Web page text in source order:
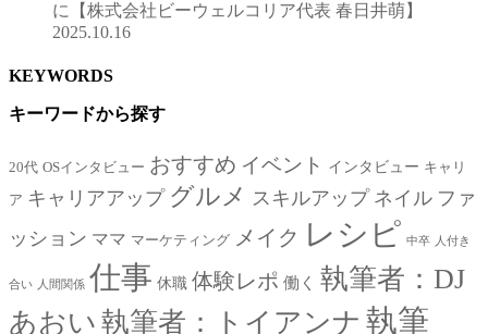
に【株式会社ビーウェルコリア代表 春日井萌】
2025.10.16
KEYWORDS
キーワードから探す
20代 OSインタビュー おすすめ イベント インタビュー キャリ
ア キャリアアップ グルメ スキルアップ ネイル ファ
ッション ママ マーケティング メイク レシピ 中卒 人付き
合い 人間関係 仕事 休職 体験レポ 働く 執筆者：DJ
あおい 執筆者：トイアンナ 執筆